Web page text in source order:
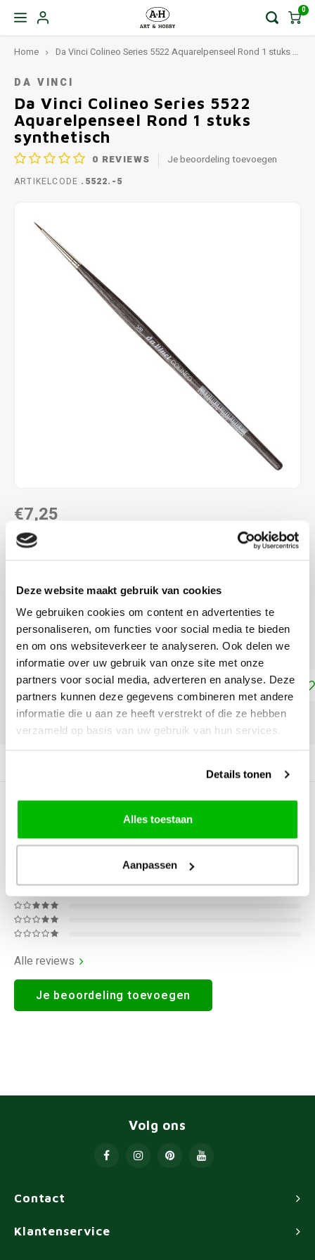
Deze website maakt gebruik van cookies
We gebruiken cookies om content en advertenties te
personaliseren, om functies voor social media te bieden
en om ons websiteverkeer te analyseren. Ook delen we
informatie over uw gebruik van onze site met onze
partners voor social media, adverteren en analyse. Deze
partners kunnen deze gegevens combineren met andere
informatie die u aan ze heeft verstrekt of die ze hebben
verzameld op basis van uw gebruik van hun services.
Details tonen
Alles toestaan
Aanpassen
0
Home Da Vinci Colineo Series 5522 Aquarelpenseel Rond 1 stuks synthetisch
DA VINCI
Da Vinci Colineo Series 5522
Aquarelpenseel Rond 1 stuks
synthetisch
0 REVIEWS Je beoordeling toevoegen
ARTIKELCODE .5522.-5
€7,25
DIRECT LEVERBAAR
MAAK EEN KEUZE:*
Maat: 00000 - €7,25
Toevoegen aan winkelwagen
BEOORDELINGEN
0Reviews
Alle reviews
Je beoordeling toevoegen
Contact
Volg ons
Klantenservice